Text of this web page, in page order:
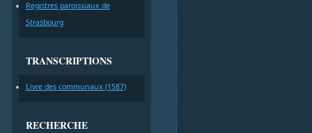
Registres paroissiaux de
Strasbourg
TRANSCRIPTIONS
Livre des communaux (1587)
RECHERCHE